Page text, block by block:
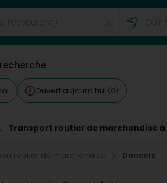
Ouvert aujourd'hui (0)
Transport routier de marchandise à
routier de marchandise Doncols